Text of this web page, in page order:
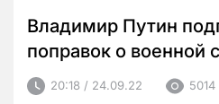
Владимир Путин
поправок о военной
20:18 / 24.09.22 5014